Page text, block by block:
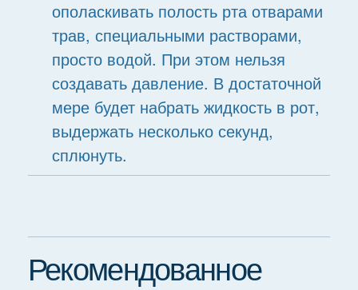
ополаскивать полость рта отварами
трав, специальными растворами,
просто водой. При этом нельзя
создавать давление. В достаточной
мере будет набрать жидкость в рот,
выдержать несколько секунд,
сплюнуть.
Рекомендованное